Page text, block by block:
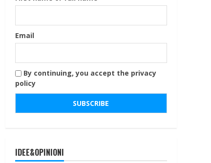
Email
By continuing, you accept the privacy
policy
IDEE&OPINIONI